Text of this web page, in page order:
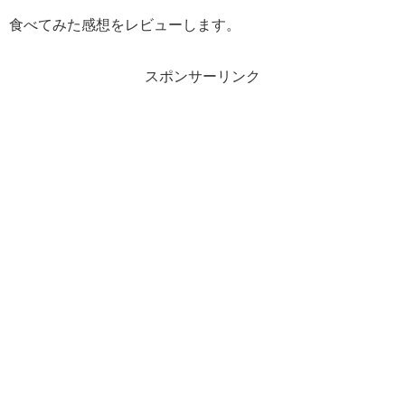
食べてみた感想をレビューします。
スポンサーリンク